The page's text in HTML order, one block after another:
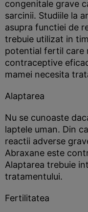
congenitale grave
sarcinii. Studiile la
asupra functiei de
trebuie utilizat in
potential fertil care
contraceptive
mamei necesita
Alaptarea
Nu se cunoaste
laptele uman. Din
reactii adverse
Abraxane este
Alaptarea trebuie
tratamentului.
Fertilitatea